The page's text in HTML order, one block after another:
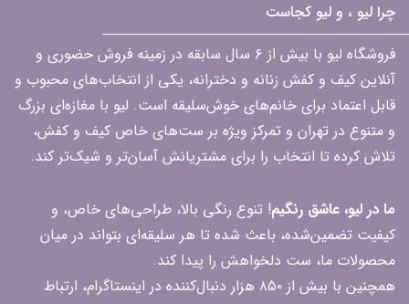
چرا لیو ، و لیو کجاست
فروشگاه لیو با بیش از ۶ سال سابقه در زمینه فروش حضوری و
آنلاین کیف و کفش زنانه و دخترانه، یکی از انتخاب‌های محبوب و
قابل اعتماد برای خانم‌های خوش‌سلیقه است. لیو با مغازه‌ای بزرگ
و متنوع در تهران و تمرکز ویژه بر ست‌های خاص کیف و کفش،
تلاش کرده تا انتخاب را برای مشتریانش آسان‌تر و شیک‌تر کند.
ما در لیو، عاشق رنگیم! تنوع رنگی بالا، طراحی‌های خاص، و
کیفیت تضمین‌شده، باعث شده تا هر سلیقه‌ای بتواند در میان
محصولات ما، ست دلخواهش را پیدا کند.
همچنین با بیش از ۸۵۰ هزار دنبال‌کننده در اینستاگرام، ارتباط